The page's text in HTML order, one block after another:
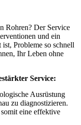
Rohren? Der Service
und ein
Probleme so schnell
Ihr Leben ohne
Service:
Ausrüstung
zu diagnostizieren.
eine effektive